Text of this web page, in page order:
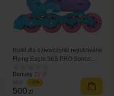
Rolki dla dziewczynki regulowane
Flying Eagle S6S PRO Sonos
Bonusy 25 zł
-17%
500 zł